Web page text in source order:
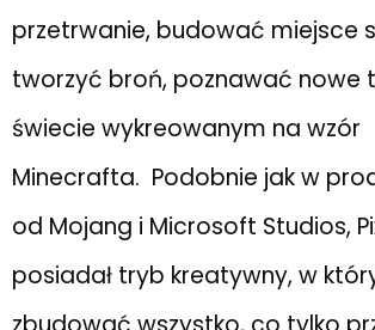
przetrwanie, budować miejsce
tworzyć broń, poznawać nowe
świecie wykreowanym na wzór
Minecrafta. Podobnie jak w
od Mojang i Microsoft Studios,
posiadał tryb kreatywny, w